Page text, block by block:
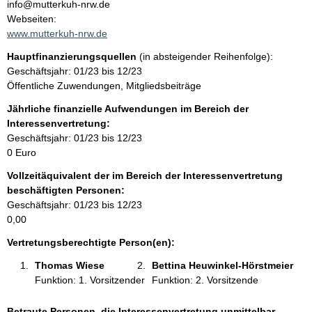
t
n
t
a
t
i
n
f
o
r
m
t
i
o
n
e
info@mutterkuh-nrw.de
Webseiten:
www.mutterkuh-nrw.de
Hauptfinanzierungsquellen (in absteigender Reihenfolge):
Geschäftsjahr: 01/23 bis 12/23
Öffentliche Zuwendungen, Mitgliedsbeiträge
Jährliche finanzielle Aufwendungen im Bereich der
Interessenvertretung:
Geschäftsjahr: 01/23 bis 12/23
0 Euro
Vollzeitäquivalent der im Bereich der Interessenvertretung
beschäftigten Personen:
Geschäftsjahr: 01/23 bis 12/23
0,00
Vertretungsberechtigte Person(en):
Thomas Wiese
Funktion: 1. Vorsitzender
Bettina Heuwinkel-Hörstmeier
Funktion: 2. Vorsitzende